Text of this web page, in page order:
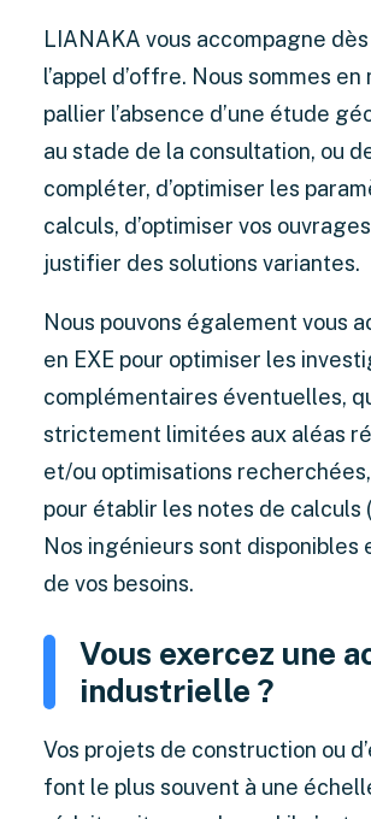
LIANAKA vous accompagne
l’appel d’offre. Nous sommes
pallier l’absence d’une étude
au stade de la consultation, ou
compléter, d’optimiser les
calculs, d’optimiser vos
justifier des solutions variantes.
Nous pouvons également vous
en EXE pour optimiser les
complémentaires éventuelles,
strictement limitées aux aléas
et/ou optimisations
pour établir les notes de calculs
Nos ingénieurs sont disponibles
de vos besoins.
Vous exercez une
industrielle ?
Vos projets de construction ou
font le plus souvent à une